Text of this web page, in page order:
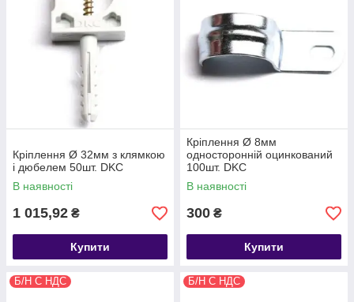
Кріплення Ø 32мм з клямкою
і дюбелем 50шт. DKC
В наявності
1 015,92 ₴
Купити
Кріплення Ø 8мм
односторонній оцинкований
100шт. DKC
В наявності
300 ₴
Купити
Б/Н С НДС Б/Н С НДС